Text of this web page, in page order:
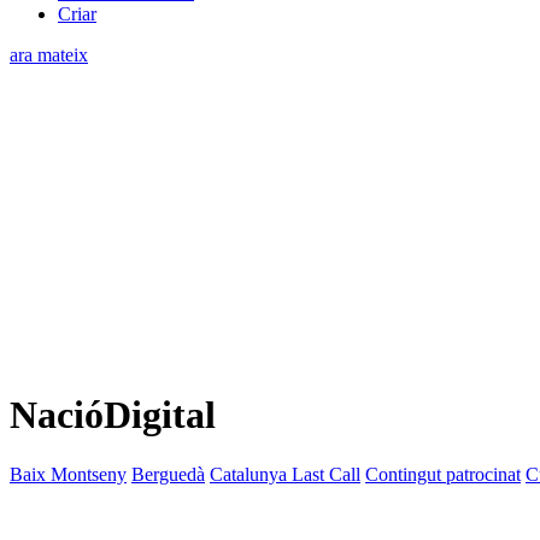
Criar
ara mateix
NacióDigital
Baix Montseny Berguedà Catalunya Last Call Contingut patrocinat